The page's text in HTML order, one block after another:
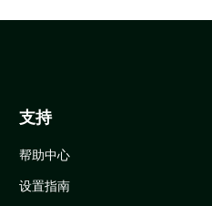
支持
帮助中心
设置指南